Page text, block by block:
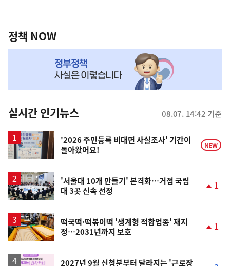
영
책
NOW,
뉴
스
정책 NOW
실시간 인기뉴스 08.07. 14:42 기준
'2026 주민등록 비대면 사실조사' 기간이
돌아왔어요!
NEW
'서울대 10개 만들기' 본격화…거점 국립
대 3곳 신속 선정
상
1
떡국떡·떡볶이떡 '생계형 적합업종' 재지
정…2031년까지 보호
상
1
2027년 9월 신청분부터 달라지는 '근로장